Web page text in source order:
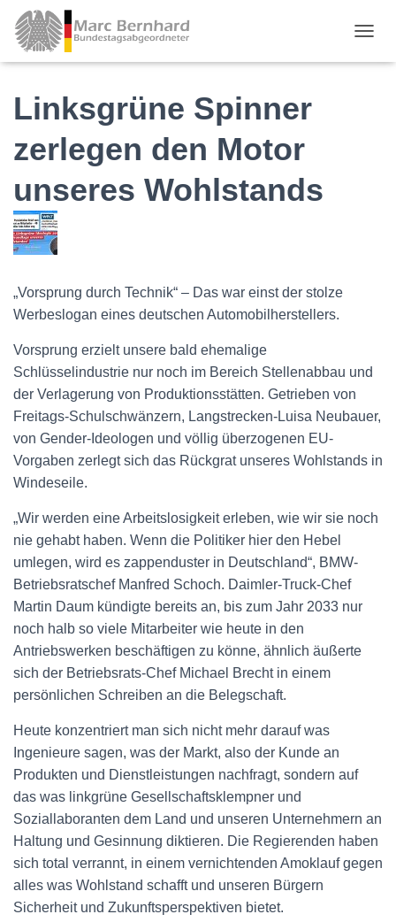
Linksgrüne Spinner
zerlegen den Motor
unseres Wohlstands
„Vorsprung durch Technik“ – Das war einst der stolze
Werbeslogan eines deutschen Automobilherstellers.
Vorsprung erzielt unsere bald ehemalige
Schlüsselindustrie nur noch im Bereich Stellenabbau und
der Verlagerung von Produktionsstätten. Getrieben von
Freitags-Schulschwänzern, Langstrecken-Luisa Neubauer,
von Gender-Ideologen und völlig überzogenen EU-
Vorgaben zerlegt sich das Rückgrat unseres Wohlstands in
Windeseile.
„Wir werden eine Arbeitslosigkeit erleben, wie wir sie noch
nie gehabt haben. Wenn die Politiker hier den Hebel
umlegen, wird es zappenduster in Deutschland“, BMW-
Betriebsratschef Manfred Schoch. Daimler-Truck-Chef
Martin Daum kündigte bereits an, bis zum Jahr 2033 nur
noch halb so viele Mitarbeiter wie heute in den
Antriebswerken beschäftigen zu könne, ähnlich äußerte
sich der Betriebsrats-Chef Michael Brecht in einem
persönlichen Schreiben an die Belegschaft.
Heute konzentriert man sich nicht mehr darauf was
Ingenieure sagen, was der Markt, also der Kunde an
Produkten und Dienstleistungen nachfragt, sondern auf
das was linkgrüne Gesellschaftsklempner und
Soziallaboranten dem Land und unseren Unternehmern an
Haltung und Gesinnung diktieren. Die Regierenden haben
sich total verrannt, in einem vernichtenden Amoklauf gegen
alles was Wohlstand schafft und unseren Bürgern
Sicherheit und Zukunftsperspektiven bietet.